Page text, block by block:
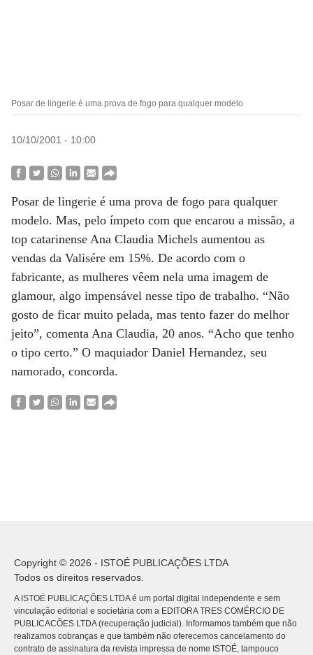
Posar de lingerie é uma prova de fogo para qualquer modelo
10/10/2001 - 10:00
Posar de lingerie é uma prova de fogo para qualquer
modelo. Mas, pelo ímpeto com que encarou a missão, a
top catarinense Ana Claudia Michels aumentou as
vendas da Valisére em 15%. De acordo com o
fabricante, as mulheres vêem nela uma imagem de
glamour, algo impensável nesse tipo de trabalho. “Não
gosto de ficar muito pelada, mas tento fazer do melhor
jeito”, comenta Ana Claudia, 20 anos. “Acho que tenho
o tipo certo.” O maquiador Daniel Hernandez, seu
namorado, concorda.
Copyright © 2026 - ISTOÉ PUBLICAÇÕES LTDA
Todos os direitos reservados.
A ISTOÉ PUBLICAÇÕES LTDA é um portal digital independente e sem
vinculação editorial e societária com a EDITORA TRES COMÉRCIO DE
PUBLICACÕES LTDA (recuperação judicial). Informamos também que não
realizamos cobranças e que também não oferecemos cancelamento do
contrato de assinatura da revista impressa de nome ISTOÉ, tampouco